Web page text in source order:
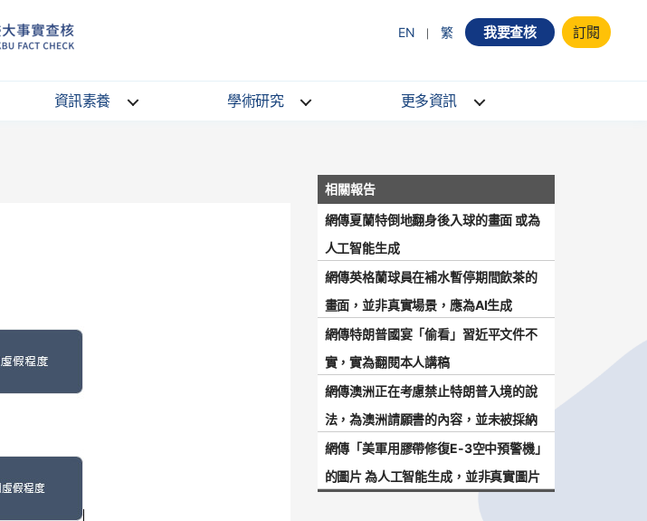
EN 繁 我要查核 訂閱
資訊素養 學術研究 更多資訊
網傳夏蘭特倒地翻身後入球的畫面 或為
人工智能生成
網傳英格蘭球員在補水暫停期間飲茶的
畫面，並非真實場景，應為AI生成
網傳特朗普國宴「偷看」習近平文件不
實，實為翻閱本人講稿
網傳澳洲正在考慮禁止特朗普入境的說
法，為澳洲請願書的內容，並未被採納
網傳「美軍用膠帶修復E-3空中預警機」
的圖片 為人工智能生成，並非真實圖片